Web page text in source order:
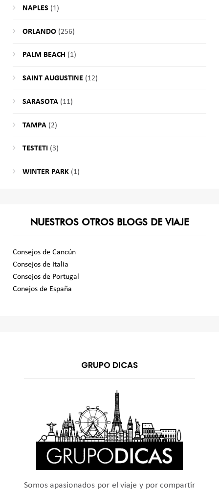
NAPLES (1)
ORLANDO(256)
PALM BEACH (1)
SAINT AUGUSTINE (12)
SARASOTA(11)
TAMPA(2)
TESTETI(3)
WINTER PARK(1)
NUESTROS OTROS BLOGS DE VIAJE
Consejos de Cancún
Consejos de Italia
Consejos de Portugal
Conejos de España
GRUPO DICAS
Somos apasionados por el viaje y por compartir